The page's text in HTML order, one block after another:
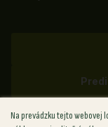
Na prevádzku tejto webovej
✉